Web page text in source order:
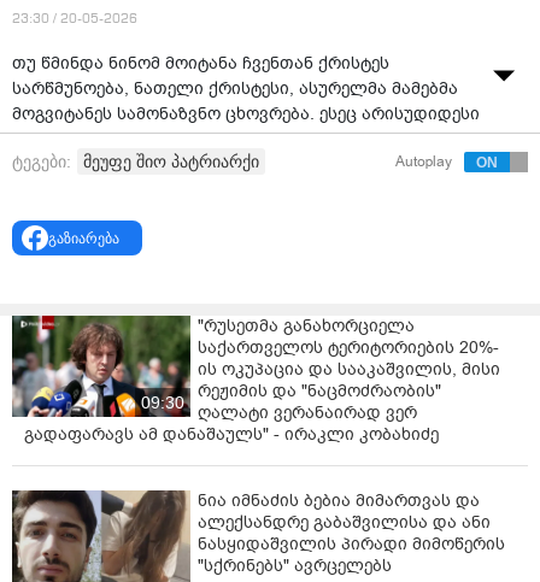
23:30 / 20-05-2026
თუ წმინდა ნინომ მოიტანა ჩვენთან ქრისტეს
სარწმუნოება, ნათელი ქრისტესი, ასურელმა მამებმა
მოგვიტანეს სამონაზვნო ცხოვრება. ესეც არისუდიდესი
ნათელი ქრისტესი. ეს არის გზა სულიერი სრულყოფის,
განღმრთობის, ღმერთის თვისებების მიმსგავსების, -
პატრიარქმა შიო III-მ ღირსთა ასურელთა მამათა –
იოანე ზედაზნელისა და მოწაფეთა მისთა ხსენების
როგორც პატრიარქმა ქადაგებისას აღნიშნა, უნდა
ვევედროთ ღირს ასურელ მამებს, რომ დაიფარონ
ჩვენი ქვეყანა – საქართველო – გაამთლიანონ,
გააძლიერონ და ევედრონ უფალს ჩვენი ქვეყნისთვის,
ჩვენი ეკლესიისთვის.
მამებო და ძმებო!გილოცავთ დღევანდელ დღეს –
ღირსი იოანე ზედაზნელის და მისი თორმეტი მოწაფის
ხსენებას, ჩვენთვის ძალიან საყვარელი წმინდანების
ტეგები: მეუფე შიო პატრიარქი Autoplay
გაზიარება
09:30
"რუსეთმა განახორციელა
საქართველოს ტერიტორიების 20%-
ის ოკუპაცია და სააკაშვილის, მისი
რეჟიმის და "ნაცმოძრაობის"
ღალატი ვერანაირად ვერ
გადაფარავს ამ დანაშაულს" - ირაკლი კობახიძე
ნია იმნაძის ბებია მიმართვას და
ალექსანდრე გაბაშვილისა და ანი
ნასყიდაშვილის პირადი მიმოწერის
"სქრინებს" ავრცელებს